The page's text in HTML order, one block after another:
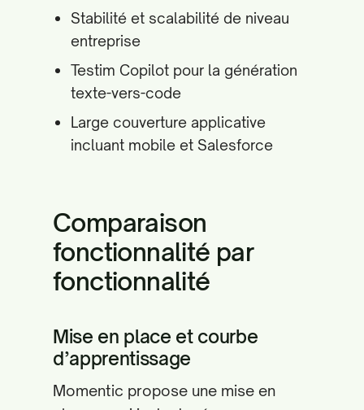
Stabilité et scalabilité de niveau
entreprise
Testim Copilot pour la génération
texte-vers-code
Large couverture applicative
incluant mobile et Salesforce
Comparaison
fonctionnalité par
fonctionnalité
Mise en place et courbe
d’apprentissage
Momentic propose une mise en